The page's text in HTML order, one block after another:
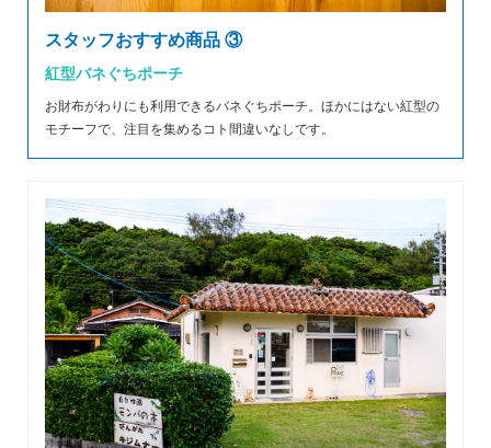
スタッフおすすめ商品 ③
紅型バネぐちポーチ
お財布がわりにも利用できるバネぐちポーチ。ほかにはない紅型の
モチーフで、注目を集めるコト間違いなしです。